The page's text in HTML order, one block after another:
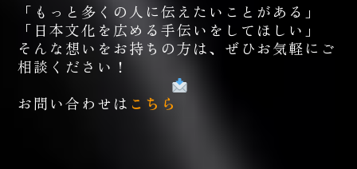
「もっと多くの人に伝えたいことがある」
「日本文化を広める手伝いをしてほしい」
そんな想いをお持ちの方は、ぜひお気軽にご
相談ください！
お問い合わせは こちら